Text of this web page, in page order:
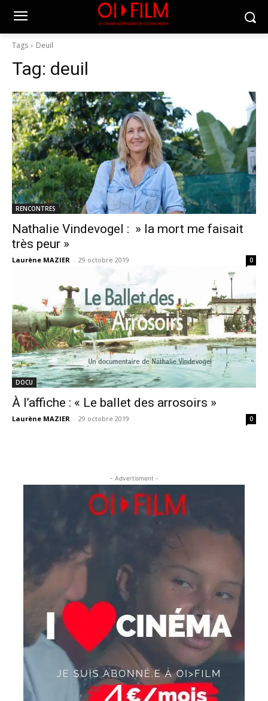
Tags Deuil
Tag: deuil
RENCONTRES
Nathalie Vindevogel : » la mort me faisait
très peur »
Laurène MAZIER - 29 octobre 2019 0
DOCU
À l’affiche : « Le ballet des arrosoirs »
Laurène MAZIER - 29 octobre 2019 0
- Advertisment -